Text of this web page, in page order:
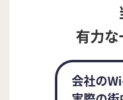
有力な
会社の